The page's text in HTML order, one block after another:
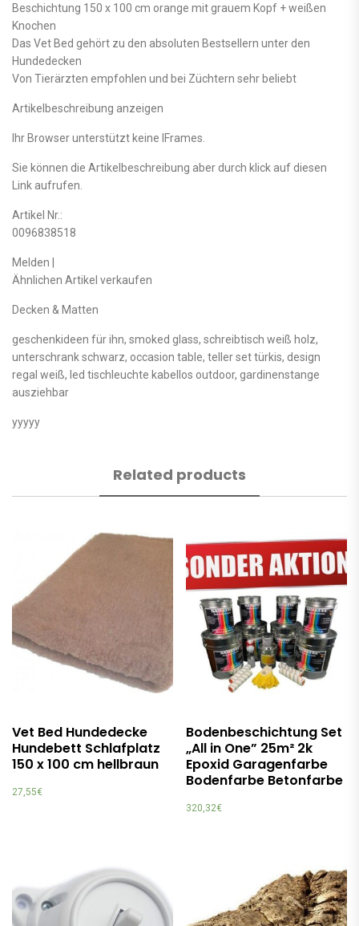
Beschichtung 150 x 100 cm orange mit grauem Kopf + weißen
Knochen
Das Vet Bed gehört zu den absoluten Bestsellern unter den
Hundedecken
Von Tierärzten empfohlen und bei Züchtern sehr beliebt
Artikelbeschreibung anzeigen
Ihr Browser unterstützt keine IFrames.
Sie können die Artikelbeschreibung aber durch klick auf diesen
Link aufrufen.
Artikel Nr.:
0096838518
Melden |
Ähnlichen Artikel verkaufen
Decken & Matten
geschenkideen für ihn, smoked glass, schreibtisch weiß holz,
unterschrank schwarz, occasion table, teller set türkis, design
regal weiß, led tischleuchte kabellos outdoor, gardinenstange
ausziehbar
yyyyy
Related products
Vet Bed Hundedecke
Hundebett Schlafplatz
150 x 100 cm hellbraun
27,55€
Bodenbeschichtung Set
„All in One” 25m² 2k
Epoxid Garagenfarbe
Bodenfarbe Betonfarbe
320,32€